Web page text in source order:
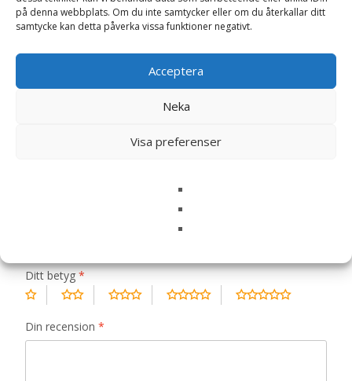
på denna webbplats. Om du inte samtycker eller om du återkallar ditt
samtycke kan detta påverka vissa funktioner negativt.
Acceptera
Neka
Visa preferenser
Recensioner (0)
Recensioner
Support CIW hundfoder – 6 x 300 g –
Din e-postadress kommer inte publiceras.
Ditt betyg*
Din recension *